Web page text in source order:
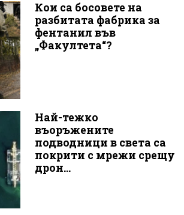
Кои са босовете на
разбитата фабрика за
фентанил във
„Факултета“?
Най-тежко
въоръжените
подводници в света са
покрити с мрежи срещу
дрон...